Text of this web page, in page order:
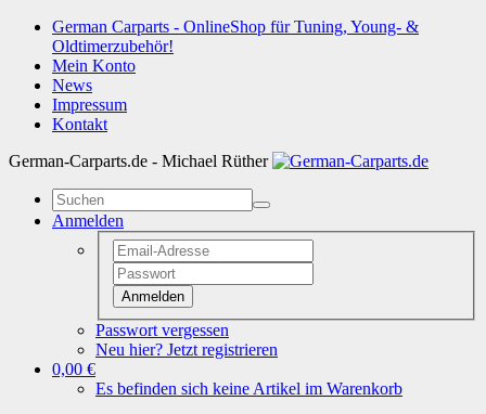
German Carparts - OnlineShop für Tuning, Young- &
Oldtimerzubehör!
Mein Konto
News
Impressum
Kontakt
German-Carparts.de - Michael Rüther
Anmelden
Anmelden
Passwort vergessen
Neu hier? Jetzt registrieren
0,00 €
Es befinden sich keine Artikel im Warenkorb